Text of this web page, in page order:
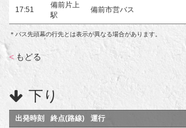
17:51
備前片上
駅
備前市営バス
＊バス先頭幕の行先とは表示が異なる場合があります。
< もどる
下り
出発時刻 終点(路線)
運行